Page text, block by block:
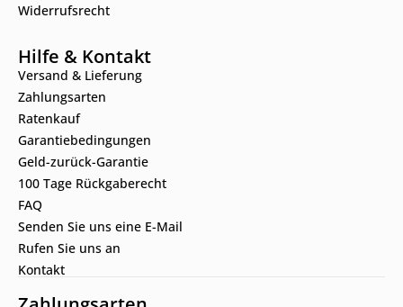
Widerrufsrecht
Hilfe & Kontakt
Versand & Lieferung
Zahlungsarten
Ratenkauf
Garantiebedingungen
Geld-zurück-Garantie
100 Tage Rückgaberecht
FAQ
Senden Sie uns eine E-Mail
Rufen Sie uns an
Kontakt